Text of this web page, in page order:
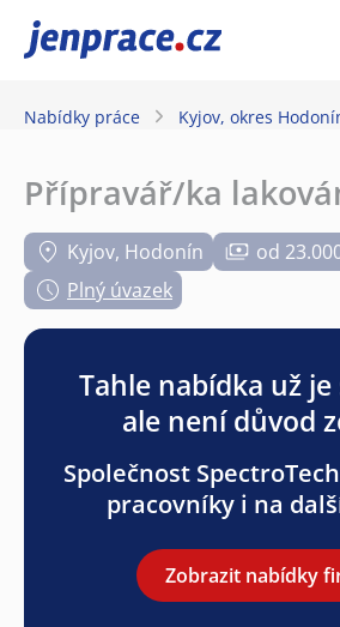
JenPráce.cz
Nabídky práce Kyjov, okres
Přípravář/ka
Kyjov, Hodonín
od
Plný úvazek
Tahle nabídka už je
ale není důvod
Společnost
pracovníky i na
Zobrazit nabídky